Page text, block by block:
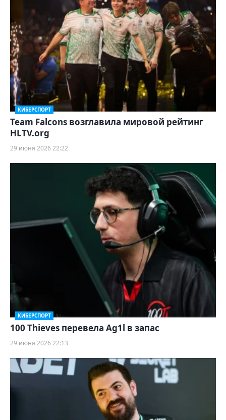
КИБЕРСПОРТ
Team Falcons возглавила мировой рейтинг
HLTV.org
29 июня 2026 22:22
КИБЕРСПОРТ
100 Thieves перевела Ag1l в запас
29 июня 2026 22:13